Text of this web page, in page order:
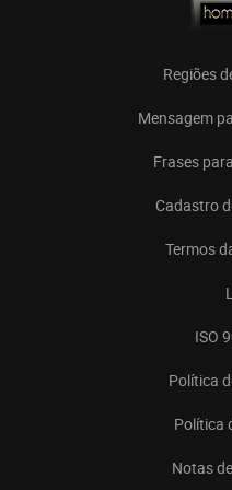
Regiões
Mensagem
Frases
Cadastro
Termos
ISO
Política
Política
Notas